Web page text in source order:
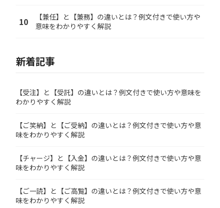
10
【兼任】と【兼務】の違いとは？例文付きで使い方や
意味をわかりやすく解説
新着記事
【受注】と【受託】の違いとは？例文付きで使い方や意味を
わかりやすく解説
【ご笑納】と【ご受納】の違いとは？例文付きで使い方や意
味をわかりやすく解説
【チャージ】と【入金】の違いとは？例文付きで使い方や意
味をわかりやすく解説
【ご一読】と【ご高覧】の違いとは？例文付きで使い方や意
味をわかりやすく解説